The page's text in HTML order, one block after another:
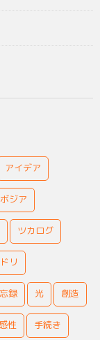
アイデア
ジア
ツカログ
リ
録 光 創造
感性 手続き